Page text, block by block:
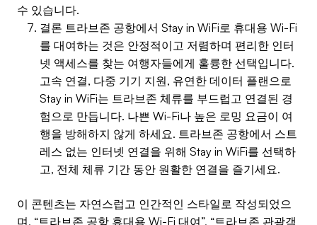
수 있습니다.
결론 트라브존 공항에서 Stay in WiFi로 휴대용 Wi-Fi
를 대여하는 것은 안정적이고 저렴하며 편리한 인터
넷 액세스를 찾는 여행자들에게 훌륭한 선택입니다.
고속 연결, 다중 기기 지원, 유연한 데이터 플랜으로
Stay in WiFi는 트라브존 체류를 부드럽고 연결된 경
험으로 만듭니다. 나쁜 Wi-Fi나 높은 로밍 요금이 여
행을 방해하지 않게 하세요. 트라브존 공항에서 스트
레스 없는 인터넷 연결을 위해 Stay in WiFi를 선택하
고, 전체 체류 기간 동안 원활한 연결을 즐기세요.
이 콘텐츠는 자연스럽고 인간적인 스타일로 작성되었으
며, “트라브존 공항 휴대용 Wi-Fi 대여”, “트라브존 관광객